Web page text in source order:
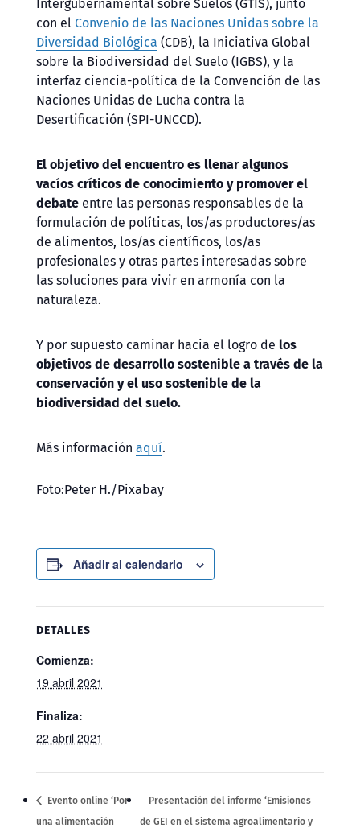
Intergubernamental sobre Suelos (GTIS), junto
con el Convenio de las Naciones Unidas sobre la
Diversidad Biológica (CDB), la Iniciativa Global
sobre la Biodiversidad del Suelo (IGBS), y la
interfaz ciencia-política de la Convención de las
Naciones Unidas de Lucha contra la
Desertificación (SPI-UNCCD).
El objetivo del encuentro es llenar algunos
vacíos críticos de conocimiento y promover el
debate entre las personas responsables de la
formulación de políticas, los/as productores/as
de alimentos, los/as científicos, los/as
profesionales y otras partes interesadas sobre
las soluciones para vivir en armonía con la
naturaleza.
Y por supuesto caminar hacia el logro de los
objetivos de desarrollo sostenible a través de la
conservación y el uso sostenible de la
biodiversidad del suelo.
Más información aquí.
Foto:Peter H./Pixabay
Añadir al calendario
DETALLES
Comienza:
19 abril 2021
Finaliza:
22 abril 2021
Evento online ‘Por
una alimentación
Presentación del informe ‘Emisiones
de GEI en el sistema agroalimentario y